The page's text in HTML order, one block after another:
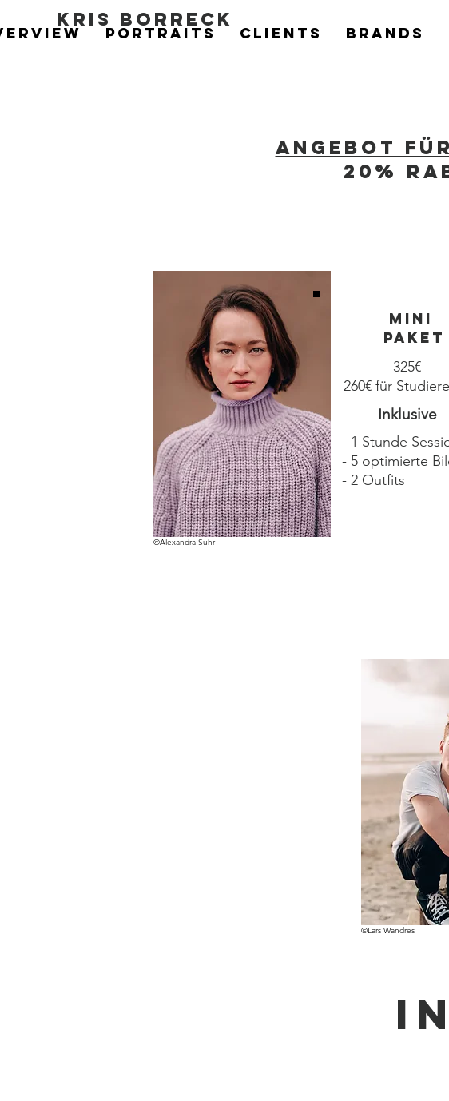
Kris Borreck
PORTRAITS ClIENTS Brands
Mini
Paket
325€
260€ für
Inklusive
- 1 Stunde
- 5 optimierte
- 2 Outfits
©Alexandra Suhr
Angebot
20%
©Lars Wandres